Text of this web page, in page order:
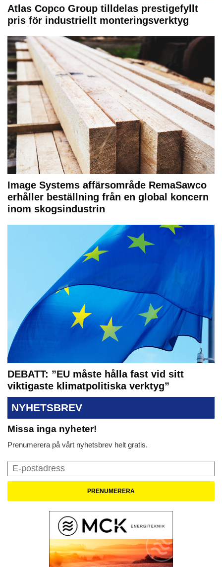
Atlas Copco Group tilldelas prestigefyllt
pris för industriellt monteringsverktyg
Image Systems affärsområde RemaSawco
erhåller beställning från en global koncern
inom skogsindustrin
DEBATT: ”EU måste hålla fast vid sitt
viktigaste klimatpolitiska verktyg”
NYHETSBREV
Missa inga nyheter!
Prenumerera på vårt nyhetsbrev helt gratis.